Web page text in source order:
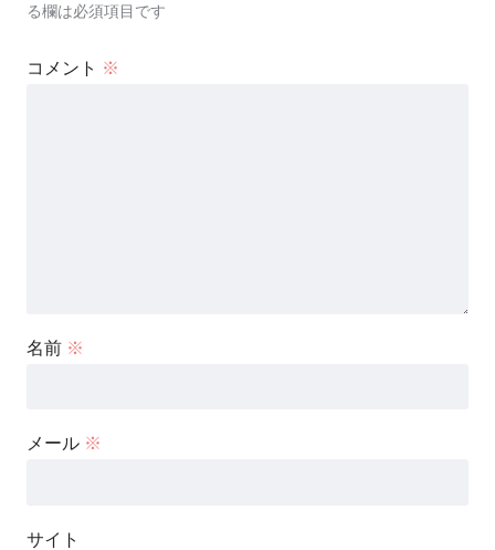
る欄は必須項目です
コメント ※
名前 ※
メール ※
サイト